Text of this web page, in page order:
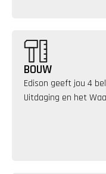
BOUW
Edison geeft jou 4
Uitdaging en het